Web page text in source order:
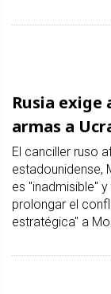
Rusia exige
armas a
El canciller ruso
estadounidense,
es "inadmisible"
prolongar el
estratégica" a